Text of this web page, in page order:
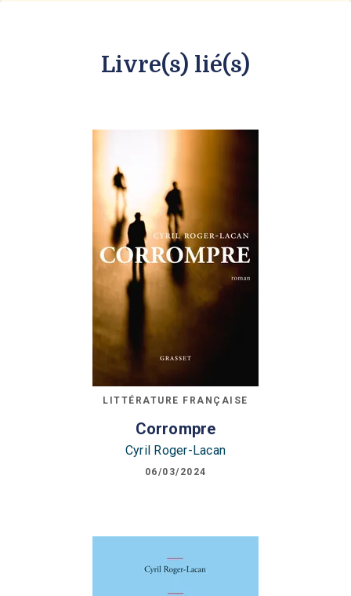
Livre(s) lié(s)
LITTÉRATURE FRANÇAISE
Corrompre
Cyril Roger-Lacan
06/03/2024